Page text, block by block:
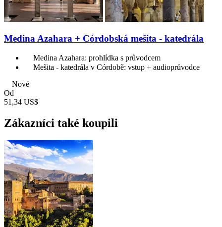
Medina Azahara + Córdobská mešita - katedrála
Medina Azahara: prohlídka s průvodcem
Mešita - katedrála v Córdobě: vstup + audioprůvodce
Nové
Od
51,34 US$
Zákazníci také koupili